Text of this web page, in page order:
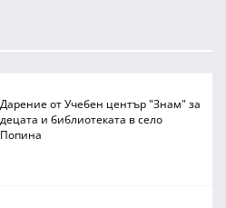
Дарение от Учебен център "Знам" за
децата и библиотеката в село
Попина